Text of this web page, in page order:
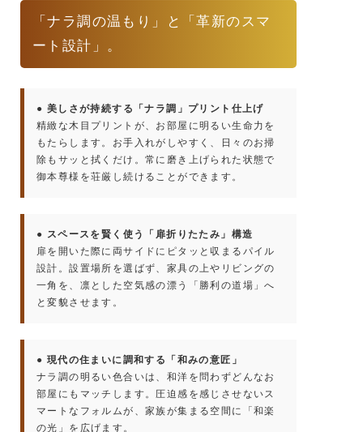
「ナラ調の温もり」と「革新のスマ
ート設計」。
● 美しさが持続する「ナラ調」プリント仕上げ
精緻な木目プリントが、お部屋に明るい生命力を
もたらします。お手入れがしやすく、日々のお掃
除もサッと拭くだけ。常に磨き上げられた状態で
御本尊様を荘厳し続けることができます。
● スペースを賢く使う「扉折りたたみ」構造
扉を開いた際に両サイドにピタッと収まるパイル
設計。設置場所を選ばず、家具の上やリビングの
一角を、凛とした空気感の漂う「勝利の道場」へ
と変貌させます。
● 現代の住まいに調和する「和みの意匠」
ナラ調の明るい色合いは、和洋を問わずどんなお
部屋にもマッチします。圧迫感を感じさせないス
マートなフォルムが、家族が集まる空間に「和楽
の光」を広げます。